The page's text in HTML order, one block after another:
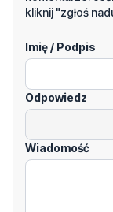
Odpowiedz
Wiadomość